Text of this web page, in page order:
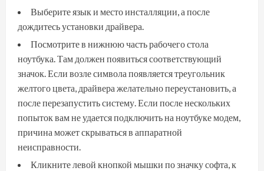
Выберите язык и место инсталляции, а после
дождитесь установки драйвера.
Посмотрите в нижнюю часть рабочего стола
ноутбука. Там должен появиться соответствующий
значок. Если возле символа появляется треугольник
желтого цвета, драйвера желательно переустановить, а
после перезапустить систему. Если после нескольких
попыток вам не удается подключить на ноутбуке модем,
причина может скрываться в аппаратной
неисправности.
Кликните левой кнопкой мышки по значку софта, к